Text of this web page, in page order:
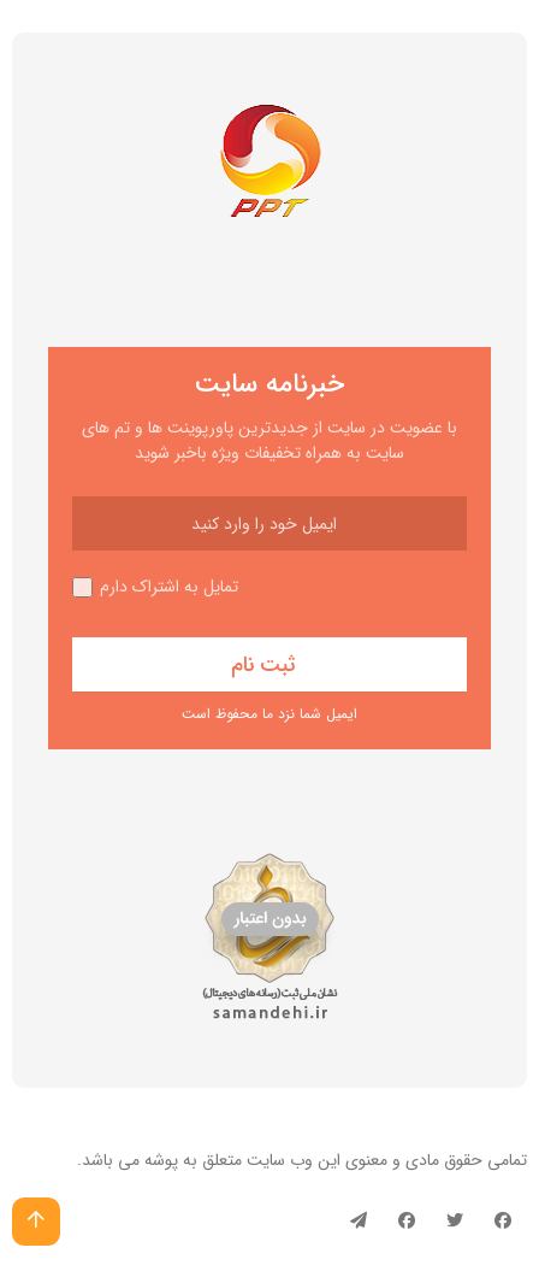
خبرنامه سایت
با عضویت در سایت از جدیدترین پاورپوینت ها و تم های
سایت به همراه تخفیفات ویژه باخبر شوید
تمایل به اشتراک دارم
ایمیل شما نزد ما محفوظ است
تمامی حقوق مادی و معنوی این وب سایتمتعلق به پوشه می باشد.